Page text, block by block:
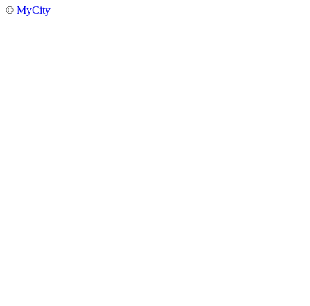
© MyCity